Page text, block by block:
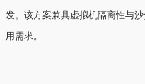
发。该方案兼具虚拟机隔离性与
用需求。